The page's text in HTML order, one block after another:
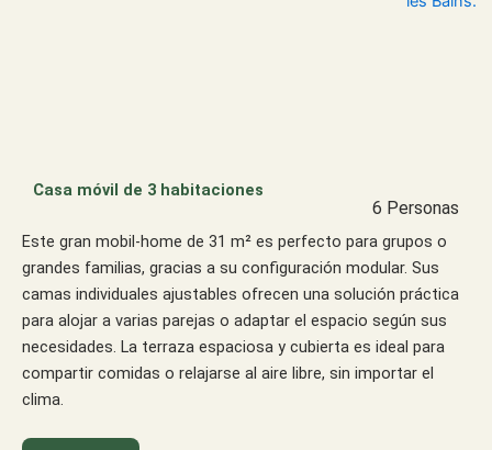
Casa móvil de 3 habitaciones
6 Personas
Este gran mobil-home de 31 m² es perfecto para grupos o
grandes familias, gracias a su configuración modular. Sus
camas individuales ajustables ofrecen una solución práctica
para alojar a varias parejas o adaptar el espacio según sus
necesidades. La terraza espaciosa y cubierta es ideal para
compartir comidas o relajarse al aire libre, sin importar el
clima.